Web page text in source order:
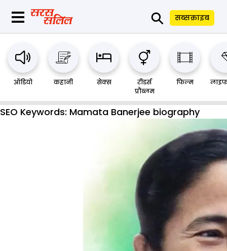
⚲ सब्सक्राइब
ऑडियो कहानी सेक्स
रीडर्स
प्रौब्लम
फिल्म
SEO Keywords: Mamata Banerjee biography